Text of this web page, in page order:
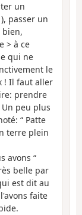
un
passer un
bien,
> à ce
qui ne
le
! Il faut aller
prendre
peu plus
“ Patte
terre plein
avons “
belle par
est dit au
faite